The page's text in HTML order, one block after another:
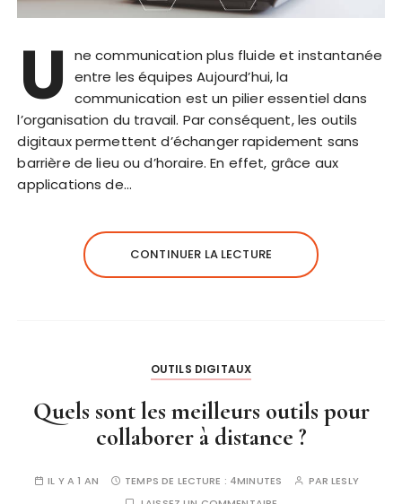
U
ne communication plus fluide et instantanée
entre les équipes Aujourd’hui, la
communication est un pilier essentiel dans
l’organisation du travail. Par conséquent, les outils
digitaux permettent d’échanger rapidement sans
barrière de lieu ou d’horaire. En effet, grâce aux
applications de…
CONTINUER LA LECTURE
OUTILS DIGITAUX
Quels sont les meilleurs outils pour
collaborer à distance ?
IL Y A 1 AN TEMPS DE LECTURE : 4MINUTES PARLESLY